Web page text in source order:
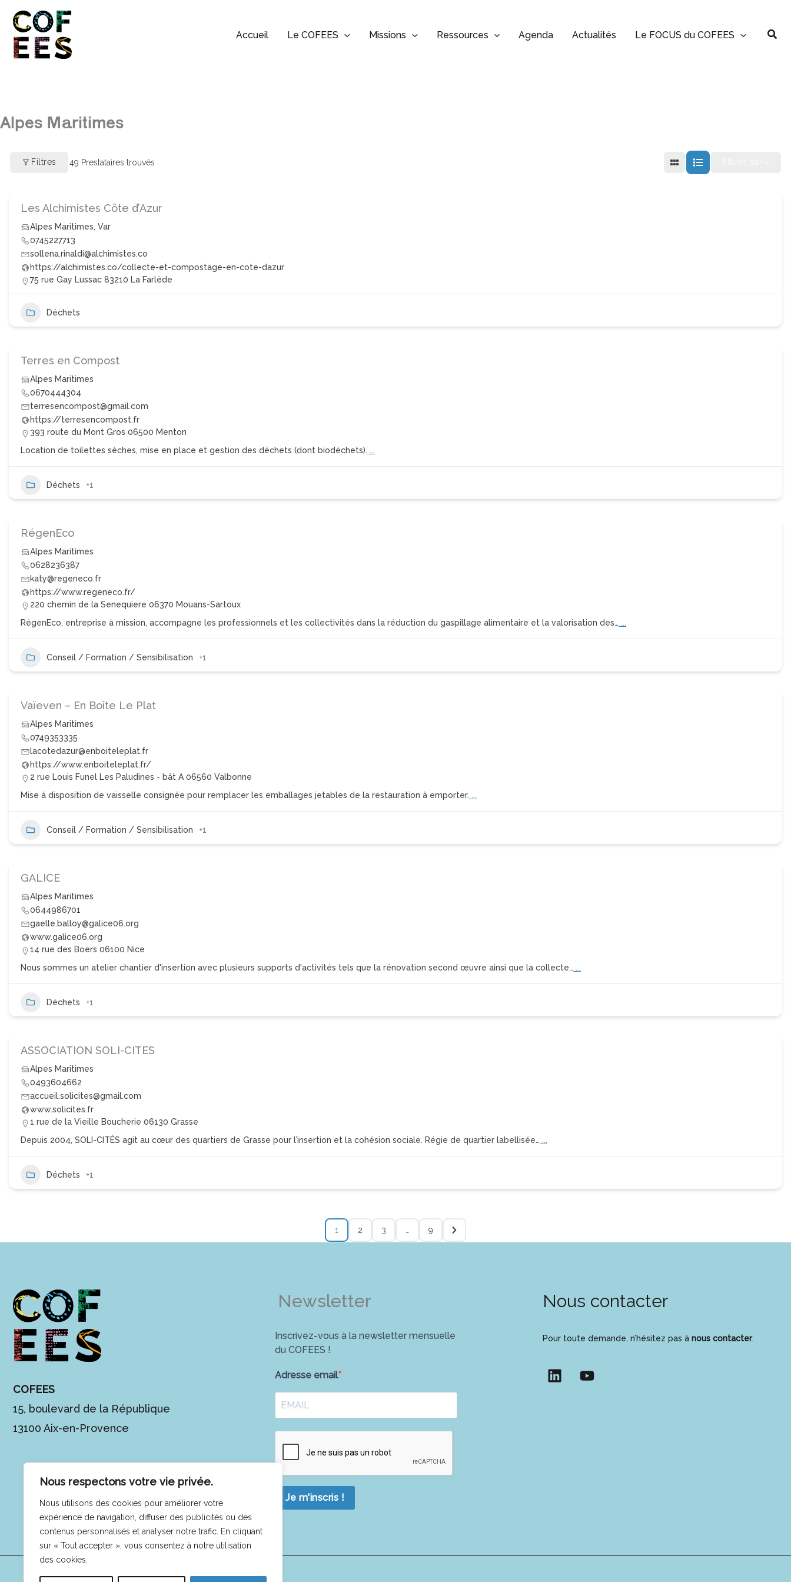
Nous respectons votre vie privée.
Nous utilisons des cookies pour améliorer votre
expérience de navigation, diffuser des publicités ou des
contenus personnalisés et analyser notre trafic. En cliquant
sur « Tout accepter », vous consentez à notre utilisation
des cookies.
Accueil Le COFEES Missions Ressources Agenda Actualités Le FOCUS du COFEES
Alpes Maritimes
Filtres 49 Prestataires trouvés
Les Alchimistes Côte d’Azur
Alpes Maritimes, Var
0745227713
sollena.rinaldi@alchimistes.co
https://alchimistes.co/collecte-et-compostage-en-cote-dazur
75 rue Gay Lussac 83210 La Farlède
Déchets
Terres en Compost
Alpes Maritimes
0670444304
terresencompost@gmail.com
https://terresencompost.fr
393 route du Mont Gros 06500 Menton
Location de toilettes sèches, mise en place et gestion des déchets (dont biodéchets). ...
Déchets +1
RégenEco
Alpes Maritimes
0628236387
katy@regeneco.fr
https://www.regeneco.fr/
220 chemin de la Senequiere 06370 Mouans-Sartoux
RégenEco, entreprise à mission, accompagne les professionnels et les collectivités dans la réduction du gaspillage alimentaire et la valorisation des… ...
Conseil / Formation / Sensibilisation +1
Vaïeven – En Boîte Le Plat
Alpes Maritimes
0749353335
lacotedazur@enboiteleplat.fr
https://www.enboiteleplat.fr/
2 rue Louis Funel Les Paludines - bât A 06560 Valbonne
Mise à disposition de vaisselle consignée pour remplacer les emballages jetables de la restauration à emporter. ...
Conseil / Formation / Sensibilisation +1
GALICE
Alpes Maritimes
0644986701
gaelle.balloy@galice06.org
www.galice06.org
14 rue des Boers 06100 Nice
Nous sommes un atelier chantier d'insertion avec plusieurs supports d'activités tels que la rénovation second œuvre ainsi que la collecte… ...
Déchets +1
ASSOCIATION SOLI-CITES
Alpes Maritimes
0493604662
accueil.solicites@gmail.com
www.solicites.fr
1 rue de la Vieille Boucherie 06130 Grasse
Depuis 2004, SOLI-CITÉS agit au cœur des quartiers de Grasse pour l’insertion et la cohésion sociale. Régie de quartier labellisée… ...
Déchets +1
1 2 3 9
COFEES
15, boulevard de la République
13100 Aix-en-Provence
Newsletter
Inscrivez-vous à la newsletter mensuelle
du COFEES !
Adresse email
Je m'inscris !
Nous contacter
Pour toute demande, n’hésitez pas à nous contacter.